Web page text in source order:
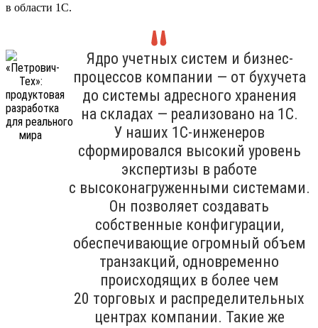
в области 1С.
Ядро учетных систем и бизнес-
процессов компании — от бухучета
до системы адресного хранения
на складах — реализовано на 1С.
У наших 1С-инженеров
сформировался высокий уровень
экспертизы в работе
с высоконагруженными системами.
Он позволяет создавать
собственные конфигурации,
обеспечивающие огромный объем
транзакций, одновременно
происходящих в более чем
20 торговых и распределительных
центрах компании. Такие же